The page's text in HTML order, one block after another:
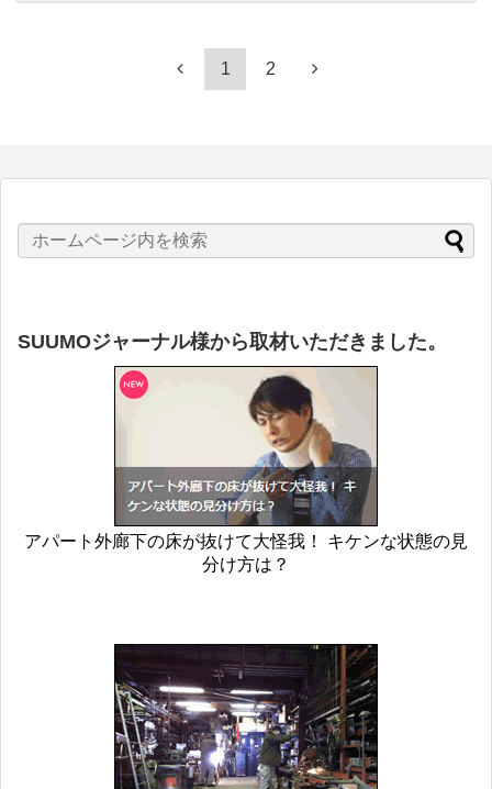
1 2
SUUMOジャーナル様から取材いただきました。
アパート外廊下の床が抜けて大怪我！ キケンな状態の見
分け方は？